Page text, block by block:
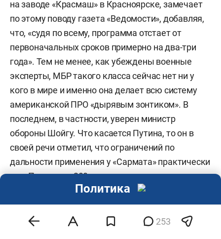
на заводе «Красмаш» в Красноярске, замечает
по этому поводу газета «Ведомости», добавляя,
что, «судя по всему, программа отстает от
первоначальных сроков примерно на два-три
года». Тем не менее, как убеждены военные
эксперты, МБР такого класса сейчас нет ни у
кого в мире и именно она делает всю систему
американской ПРО «дырявым зонтиком». В
последнем, в частности, уверен министр
обороны Шойгу. Что касается Путина, то он в
своей речи отметил, что ограничений по
дальности применения у «Сармата» практически
нет. При весе в 200 т дальность полета ракеты
выше, чем у «Булавы», а количество и мощность
боевых блоков гораздо внушительнее.
Инфографика, услужливо выведенная на экран,
253
Политика